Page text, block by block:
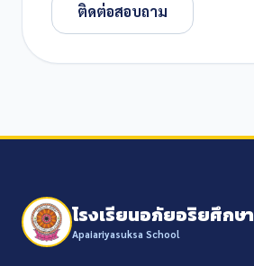
ติดต่อสอบถาม
โรงเรียนอภัยอริยศึกษา
Apaiariyasuksa School